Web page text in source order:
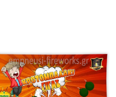
Add to wishlist